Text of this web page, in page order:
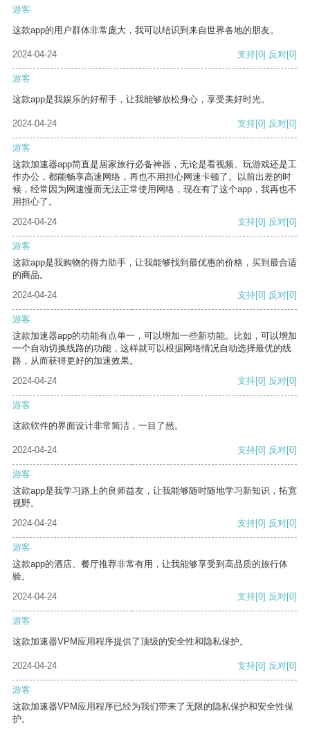
游客
这款app的用户群体非常庞大，我可以结识到来自世界各地的朋友。
2024-04-24 支持[0] 反对[0]
游客
这款app是我娱乐的好帮手，让我能够放松身心，享受美好时光。
2024-04-24 支持[0] 反对[0]
游客
这款加速器app简直是居家旅行必备神器，无论是看视频、玩游戏还是工
作办公，都能畅享高速网络，再也不用担心网速卡顿了。以前出差的时
候，经常因为网速慢而无法正常使用网络，现在有了这个app，我再也不
用担心了。
2024-04-24
支持[0] 反对[0]
游客
这款app是我购物的得力助手，让我能够找到最优惠的价格，买到最合适
的商品。
2024-04-24
支持[0] 反对[0]
游客
这款加速器app的功能有点单一，可以增加一些新功能。比如，可以增加
一个自动切换线路的功能，这样就可以根据网络情况自动选择最优的线
路，从而获得更好的加速效果。
2024-04-24
支持[0] 反对[0]
游客
这款软件的界面设计非常简洁，一目了然。
2024-04-24 支持[0] 反对[0]
游客
这款app是我学习路上的良师益友，让我能够随时随地学习新知识，拓宽
视野。
2024-04-24
支持[0] 反对[0]
游客
这款app的酒店、餐厅推荐非常有用，让我能够享受到高品质的旅行体
验。
2024-04-24
支持[0] 反对[0]
游客
这款加速器VPM应用程序提供了顶级的安全性和隐私保护。
2024-04-24 支持[0] 反对[0]
游客
这款加速器VPM应用程序已经为我们带来了无限的隐私保护和安全性保
护。